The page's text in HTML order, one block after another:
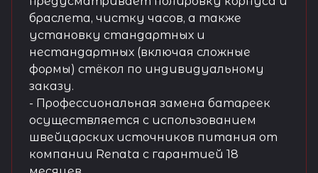
браслета, чистку часов, а также
установку стандартных и
нестандартных (включая сложные
формы) стёкол по индивидуальному
заказу.
- Профессиональная замена батареек
осуществляется с использованием
швейцарских источников питания от
компании Renata с гарантией 18